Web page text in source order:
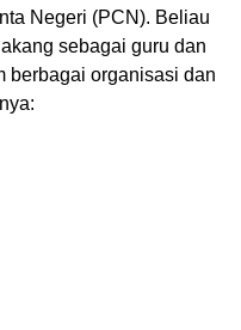
Negeri (PCN). Beliau
sebagai guru dan
berbagai organisasi dan